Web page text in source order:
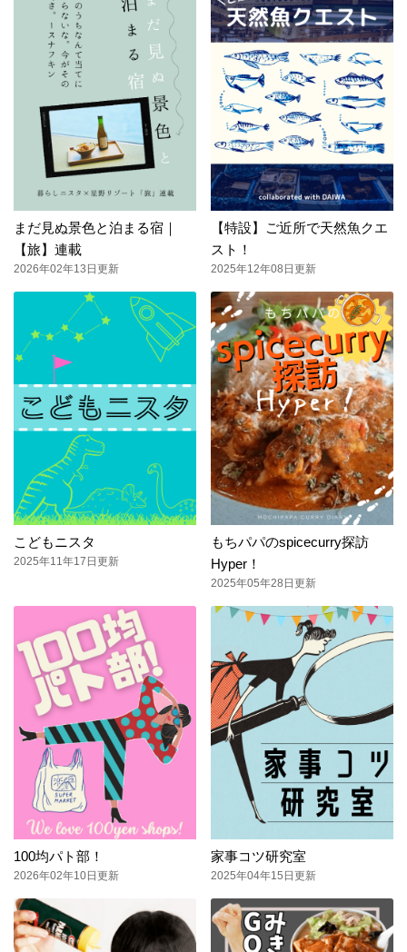
まだ見ぬ景色と泊まる宿｜
【旅】連載
2026年02年13日更新
【特設】ご近所で天然魚クエ
スト！
2025年12年08日更新
こどもニスタ
2025年11年17日更新
もちパパのspicecurry探訪
Hyper！
2025年05年28日更新
100均パト部！
2026年02年10日更新
家事コツ研究室
2025年04年15日更新